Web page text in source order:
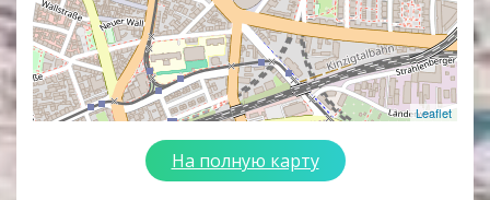
Leaflet
На полную карту